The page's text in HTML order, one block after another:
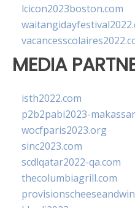
lcicon2023boston.com
MEDIA
isth2022.com
p2b2pabi2023-
wocfparis2023.org
sinc2023.com
scdlqatar2022-qa.com
thecolumbiagrill.com